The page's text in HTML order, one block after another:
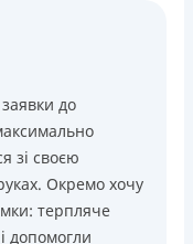
карту сразу после
о предоставлении
клиентам на
лояльности
клиентов
Telegram,
до
зі своєю
Окремо хочу
терпляче
допомогли